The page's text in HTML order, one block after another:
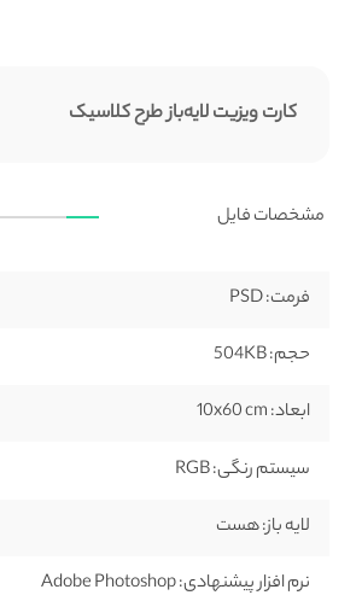
کارت ویزیت لایه‌باز طرح کلاسیک
مشخصات فایل
فرمت:
حجم:
ابعاد:
سیستم رنگی:
لایه باز:هست
نرم افزار پیشنهادی: